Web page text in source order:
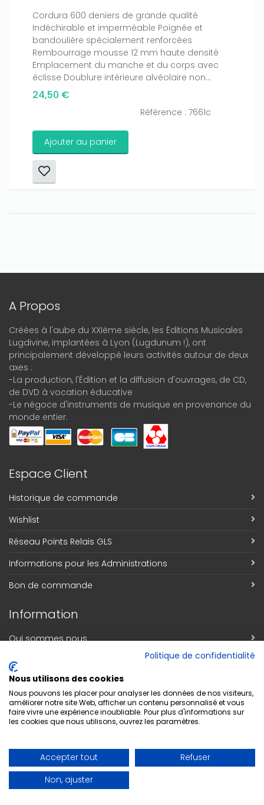
Cordura 600 deniers de grande qualité
Indéchirable et imperméable Poignée et
bandoulière spécialement renforcées
Rembourrage mousse 12 mm haute densité
Emplacement du manche et du corps avec
éclisse Doublure intérieure alvéolaire non...
24,50 €
Référence : 7661c
Ajouter au panier
A Propos
Créées à l'aube du XXIème siècle, les Éditions Musicales
Lugdivine, implantées à Lyon (Lugdunum !), ont
principalement développé leurs activités autour de deux
axes :
-La production, l'Édition et la diffusion d'ouvrages, de CD,
de DVD à vocation éducative
-Le négoce d'instruments de musique en provenance du
monde entier.
Espace Client
Historique de commande
Wishlist
Réseau Points Relais GLS
Informations pour les Administrations
Bon de commande
Information
Qui sommes nous
Découvrez notre magasin
Contact
Respect de la vie privée
Conditions générales de vente
Inscription Newsletter
Adresse email*
Politique de confidentialité
Nous utilisons des cookies
Nous pouvons les placer pour analyser les données de nos visiteurs,
améliorer notre site Web, afficher un contenu personnalisé et vous
faire vivre une expérience inoubliable. Pour plus d'informations sur
les cookies que nous utilisons, ouvrez les paramètres.
Accepter tout
Refuser
Non, ajuster